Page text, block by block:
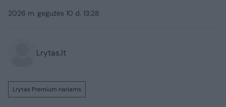
2026 m. gegužės 10 d. 13:28
Lrytas.lt
Lrytas Premium nariams